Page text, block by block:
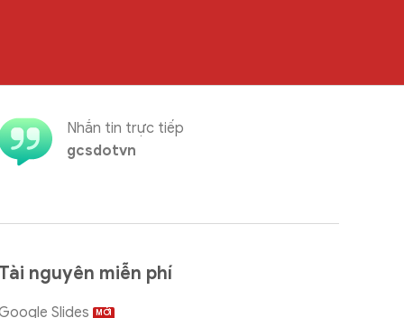
Nhắn tin trực tiếp
gcsdotvn
Tài nguyên miễn phí
Slides